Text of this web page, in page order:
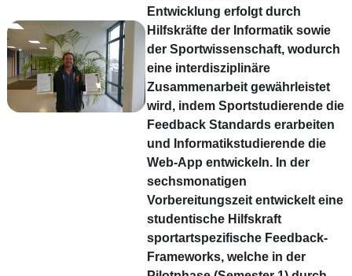
Entwicklung erfolgt durch
Hilfskräfte der Informatik sowie
der Sportwissenschaft, wodurch
eine interdisziplinäre
Zusammenarbeit gewährleistet
wird, indem Sportstudierende die
Feedback Standards erarbeiten
und Informatikstudierende die
Web-App entwickeln. In der
sechsmonatigen
Vorbereitungszeit entwickelt eine
studentische Hilfskraft
sportartspezifische Feedback-
Frameworks, welche in der